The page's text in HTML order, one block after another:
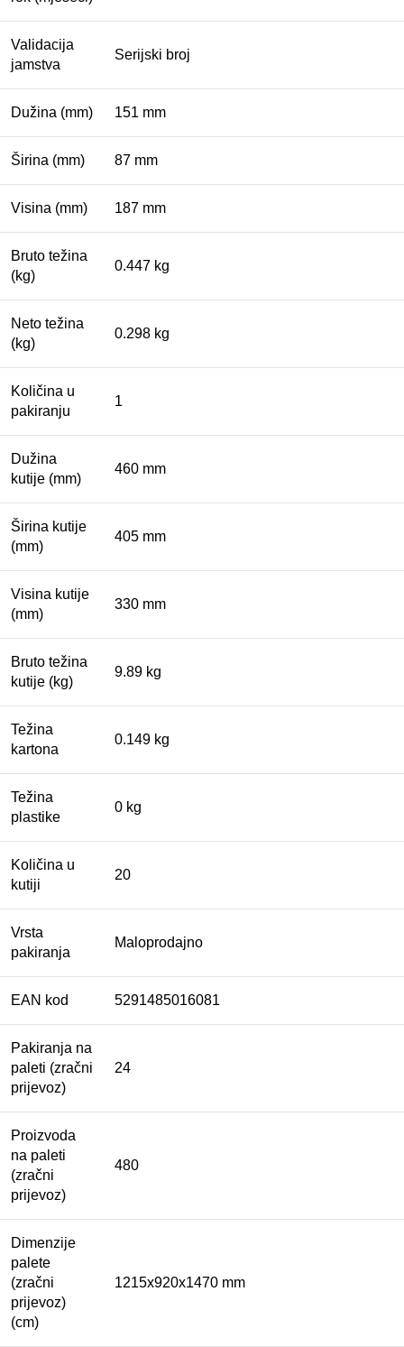
Validacija
jamstva
Serijski broj
Dužina (mm) 151 mm
Širina (mm) 87 mm
Visina (mm) 187 mm
Bruto težina
(kg)
0.447 kg
Neto težina
(kg)
0.298 kg
Količina u
pakiranju
1
Dužina
kutije (mm)
460 mm
Širina kutije
(mm)
405 mm
Visina kutije
(mm)
330 mm
Bruto težina
kutije (kg)
9.89 kg
Težina
kartona
0.149 kg
Težina
plastike
0 kg
Količina u
kutiji
20
Vrsta
pakiranja
Maloprodajno
EAN kod 5291485016081
Pakiranja na
paleti (zračni
prijevoz)
24
Proizvoda
na paleti
(zračni
prijevoz)
480
Dimenzije
palete
(zračni
prijevoz)
(cm)
1215x920x1470 mm